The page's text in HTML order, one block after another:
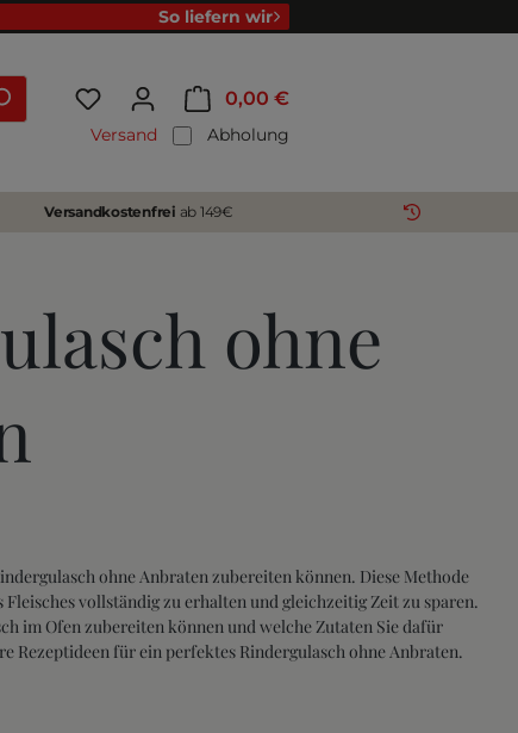
So liefern wir
0,00 €
Versand Abholung
Versandkostenfrei ab 149€
ohne
ohne Anbraten zubereiten können. Diese Methode
vollständig zu erhalten und gleichzeitig Zeit zu sparen.
im Ofen zubereiten können und welche Zutaten Sie dafür
Rezeptideen für ein perfektes Rindergulasch ohne Anbraten.